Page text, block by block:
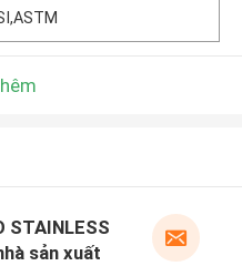
STAINLESS
sản xuất